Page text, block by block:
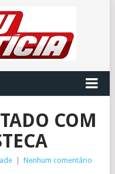
COM
Nenhum comentário